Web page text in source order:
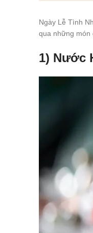
Ngày Lễ Tình
qua những món
1) Nước